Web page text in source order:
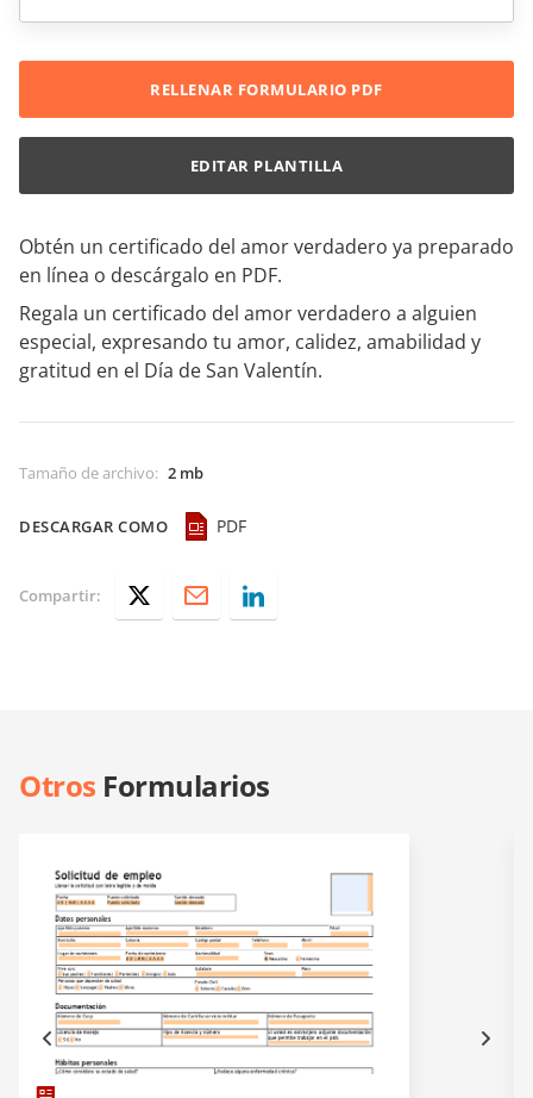
Obtén un certificado del amor verdadero ya preparado
en línea o descárgalo en PDF.
Regala un certificado del amor verdadero a alguien
especial, expresando tu amor, calidez, amabilidad y
gratitud en el Día de San Valentín.
Tamaño de archivo: 2 mb
DESCARGAR COMO PDF
RELLENAR FORMULARIO PDF
EDITAR PLANTILLA
Compartir:
Otros Formularios